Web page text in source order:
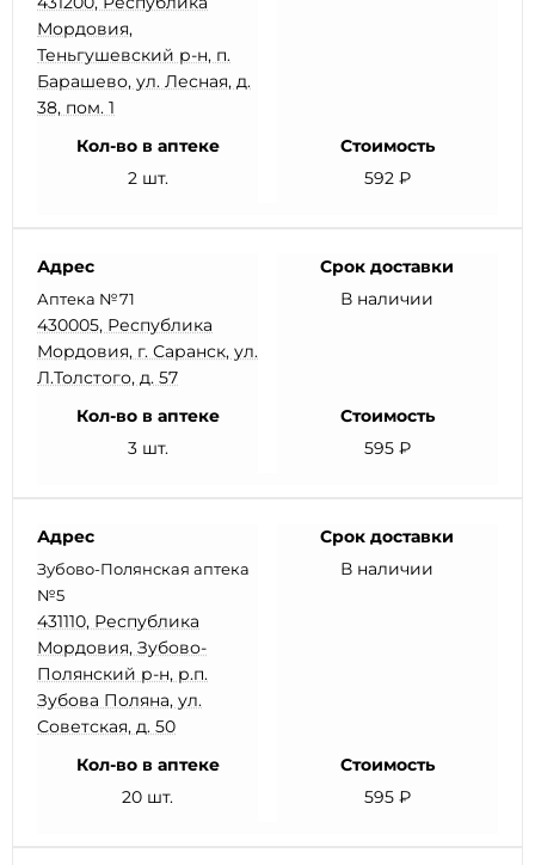
Мордовия,
Теньгушевский р-н, п.
Барашево, ул. Лесная, д.
38, пом. 1
Кол-во в аптеке
2 шт.
Стоимость
592 ₽
Адрес
Аптека №71
430005, Республика
Мордовия, г. Саранск, ул.
Л.Толстого, д. 57
Срок доставки
В наличии
Кол-во в аптеке
3 шт.
Стоимость
595 ₽
Адрес
Зубово-Полянская аптека
№5
431110, Республика
Мордовия, Зубово-
Полянский р-н, р.п.
Зубова Поляна, ул.
Советская, д. 50
Срок доставки
В наличии
Кол-во в аптеке
20 шт.
Стоимость
595 ₽